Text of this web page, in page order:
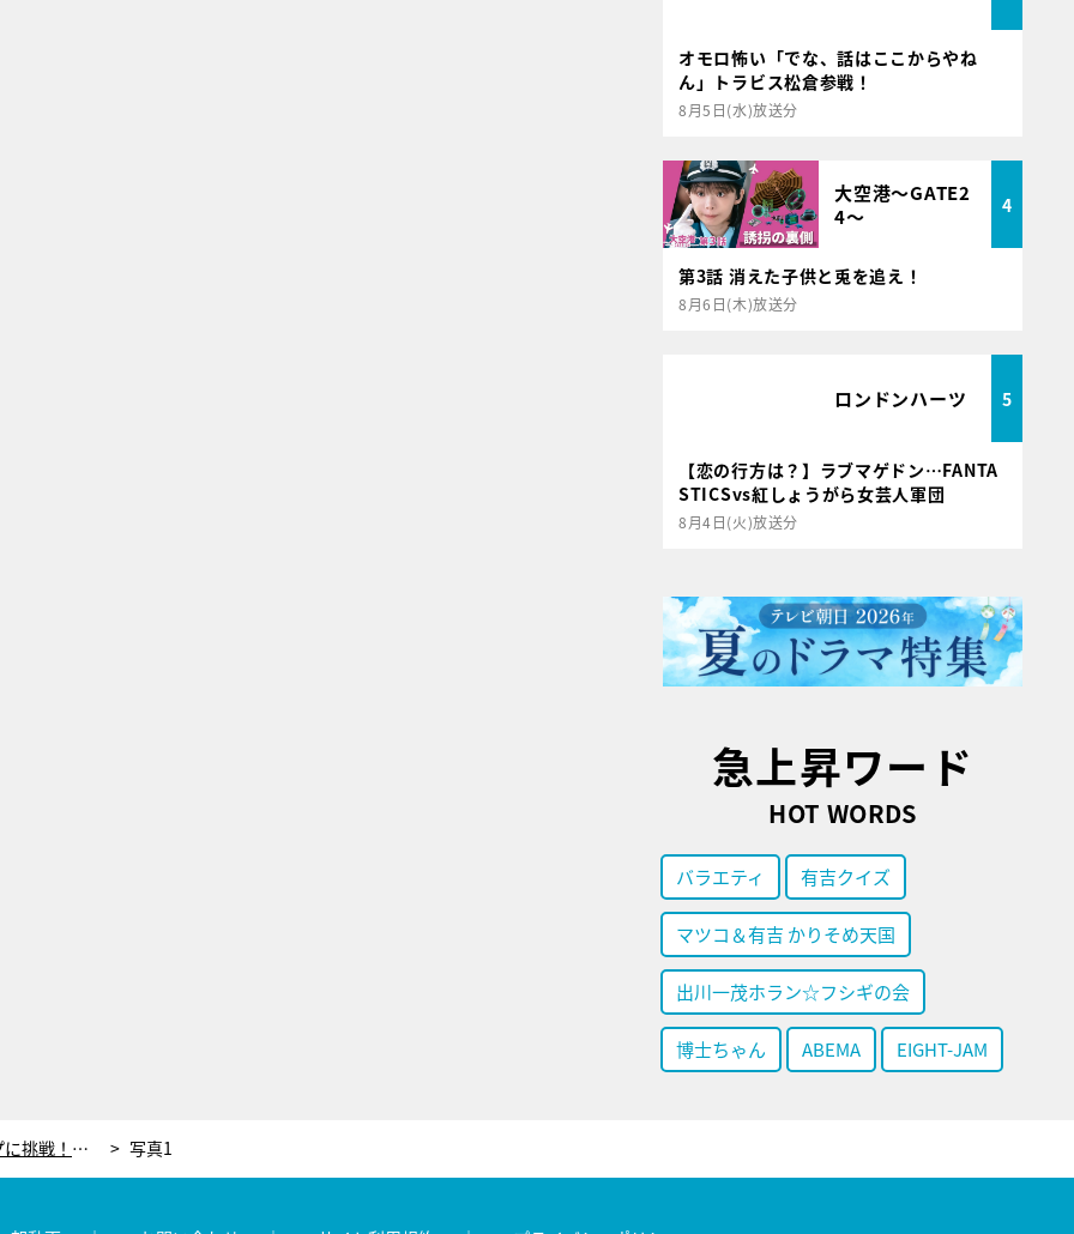
オモロ怖い「でな、話はここからやね
ん」トラビス松倉参戦！
8月5日(水)放送分
大空港～GATE2
4～
4
第3話 消えた子供と兎を追え！
8月6日(木)放送分
ロンドンハーツ 5
【恋の行方は？】ラブマゲドン…FANTA
STICSvs紅しょうがら女芸人軍団
8月4日(火)放送分
急上昇ワード
HOT WORDS
バラエティ 有吉クイズ
マツコ＆有吉 かりそめ天国
出川一茂ホラン☆フシギの会
博士ちゃん ABEMA EIGHT-JAM
横山由依＆貴島明日香、初キャンプに挑戦！焚き火を前にアツい仕事論 写真1